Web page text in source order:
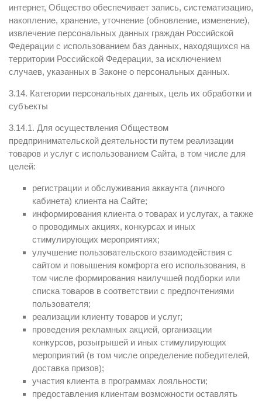
интернет, Общество обеспечивает запись, систематизацию,
накопление, хранение, уточнение (обновление, изменение),
извлечение персональных данных граждан Российской
Федерации с использованием баз данных, находящихся на
территории Российской Федерации, за исключением
случаев, указанных в Законе о персональных данных.
3.14. Категории персональных данных, цель их обработки и
субъекты
3.14.1. Для осуществления Обществом
предпринимательской деятельности путем реализации
товаров и услуг с использованием Сайта, в том числе для
целей:
регистрации и обслуживания аккаунта (личного
кабинета) клиента на Сайте;
информирования клиента о товарах и услугах, а также
о проводимых акциях, конкурсах и иных
стимулирующих мероприятиях;
улучшение пользовательского взаимодействия с
сайтом и повышения комфорта его использования, в
том числе формирования наилучшей подборки или
списка товаров в соответствии с предпочтениями
пользователя;
реализации клиенту товаров и услуг;
проведения рекламных акцией, организации
конкурсов, розыгрышей и иных стимулирующих
мероприятий (в том числе определение победителей,
доставка призов);
участия клиента в программах лояльности;
предоставления клиентам возможности оставлять